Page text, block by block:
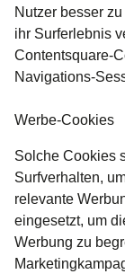
Nutzer besser
ihr Surferlebnis
Contentsquare-
Navigations-
Werbe-Cookies
Solche Cookies
Surfverhalten,
relevante
eingesetzt, um
Werbung zu